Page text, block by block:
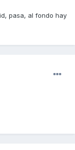
pasa, al fondo hay